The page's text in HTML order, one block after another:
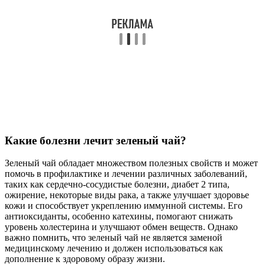
Какие болезни лечит зеленый чай?
Зеленый чай обладает множеством полезных свойств и может
помочь в профилактике и лечении различных заболеваний,
таких как сердечно-сосудистые болезни, диабет 2 типа,
ожирение, некоторые виды рака, а также улучшает здоровье
кожи и способствует укреплению иммунной системы. Его
антиоксиданты, особенно катехины, помогают снижать
уровень холестерина и улучшают обмен веществ. Однако
важно помнить, что зеленый чай не является заменой
медицинскому лечению и должен использоваться как
дополнение к здоровому образу жизни.